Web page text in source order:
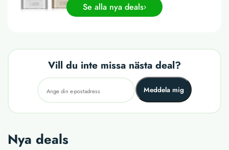
Se alla nya deals
Vill du inte missa nästa deal?
Meddela mig
Nya deals